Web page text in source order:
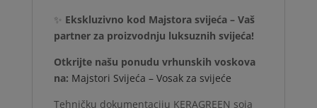
✨ Ekskluzivno kod Majstora svijeća – Vaš
partner za proizvodnju luksuznih svijeća!
Otkrijte našu ponudu vrhunskih voskova
na: Majstori Svijeća – Vosak za svijeće
Tehničku dokumentaciju KERAGREEN soja